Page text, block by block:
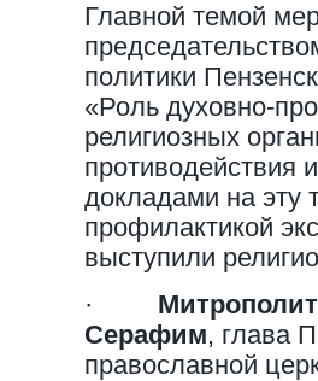
Главной темой
политики
«Роль духовно-
религиозных
противодействия
докладами на эту
профилактикой
выступили
·
Серафим, глава
православной